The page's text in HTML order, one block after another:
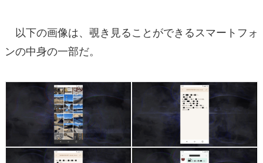
以下の画像は、覗き見ることができるスマートフォ
ンの中身の一部だ。